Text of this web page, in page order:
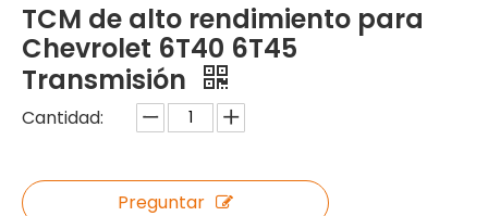
TCM de alto rendimiento para
Chevrolet 6T40 6T45
Transmisión
Cantidad:
Preguntar